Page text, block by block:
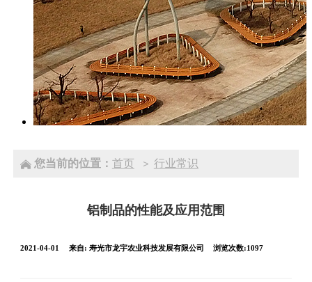
您当前的位置： 首页 > 行业常识
铝制品的性能及应用范围
2021-04-01 来自:寿光市龙宇农业科技发展有限公司 浏览次数:1097